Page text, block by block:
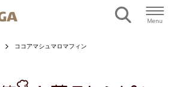
Menu
ココアマシュマロマフィン